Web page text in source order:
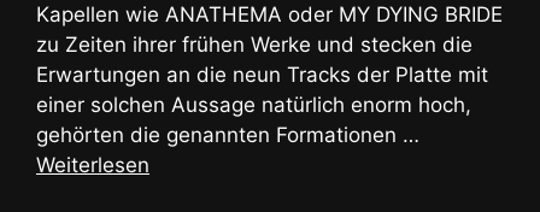
Kapellen wie ANATHEMA oder MY DYING BRIDE
zu Zeiten ihrer frühen Werke und stecken die
Erwartungen an die neun Tracks der Platte mit
einer solchen Aussage natürlich enorm hoch,
gehörten die genannten Formationen …
Weiterlesen